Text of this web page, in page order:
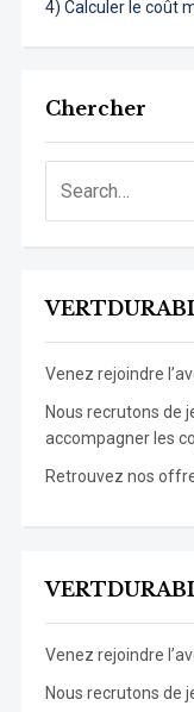
4) Calculer le coût
Chercher
Venez rejoindre
Nous recrutons de
accompagner les
Retrouvez nos
Venez rejoindre
Nous recrutons de